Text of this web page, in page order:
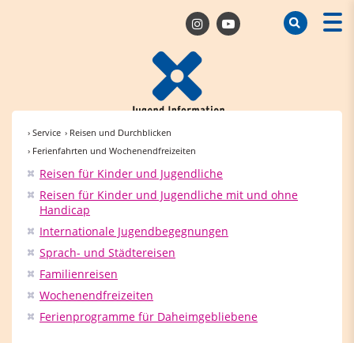
› Service › Reisen und Durchblicken
› Ferienfahrten und Wochenendfreizeiten
Reisen für Kinder und Jugendliche
Reisen für Kinder und Jugendliche mit und ohne
Handicap
Internationale Jugendbegegnungen
Sprach- und Städtereisen
Familienreisen
Wochenendfreizeiten
Ferienprogramme für Daheimgebliebene